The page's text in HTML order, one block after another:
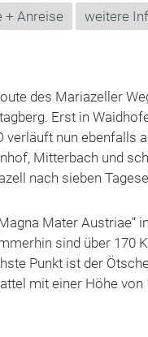
+ Anreise weitere
des Mariazeller
Erst in
verläuft nun
Mitterbach und
nach sieben
Mater
sind über
Punkt ist der
mit einer Höhe